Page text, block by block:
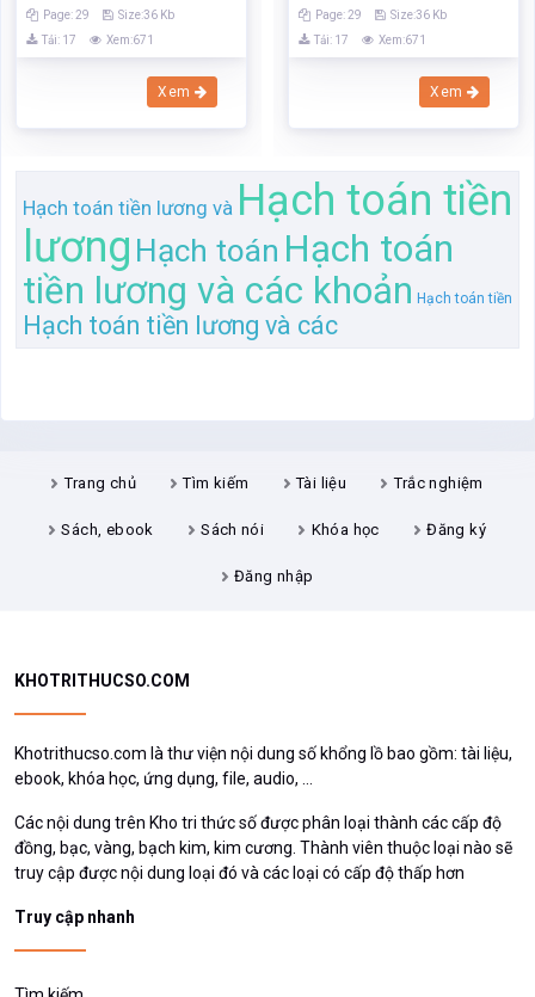
lươngHạch toán
Hạch toán
tiền lương và các khoản
Hạch toán tiền
Trang chủ Tìm kiếm Tài liệu
Sách, ebook Sách nói Khóa học
KHOTRITHUCSO.COM
ebook, khóa học, ứng dụng, file, audio, ...
Truy cập nhanh
Tìm kiếm
Tài liệu
Trắc nghiệm
Sách nói
Khóa học
Đăng ký